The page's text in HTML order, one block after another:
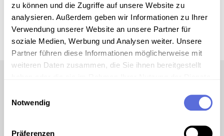
zu können und die Zugriffe auf unsere Website zu
analysieren. Außerdem geben wir Informationen zu Ihrer
Verwendung unserer Website an unsere Partner für
soziale Medien, Werbung und Analysen weiter. Unsere
Partner führen diese Informationen möglicherweise mit
weiteren Daten zusammen, die Sie ihnen bereitgestellt
Notwendig
Präferenzen
Zur Ausstellung "Gedächtnis der
Migration"